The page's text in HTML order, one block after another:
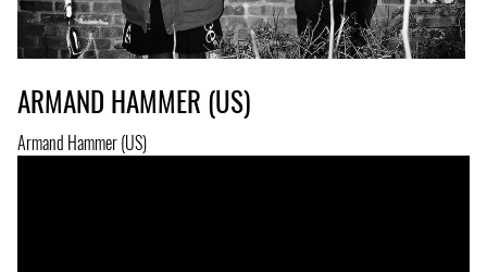
ARMAND HAMMER (US)
Armand Hammer (US)